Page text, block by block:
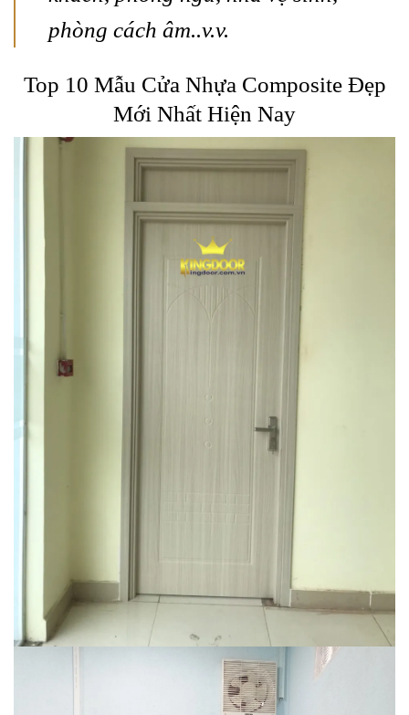
phòng cách âm..v.v.
Top 10 Mẫu Cửa Nhựa Composite Đẹp
Mới Nhất Hiện Nay